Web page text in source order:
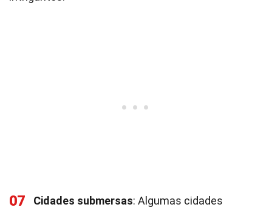
07 Cidades submersas: Algumas cidades